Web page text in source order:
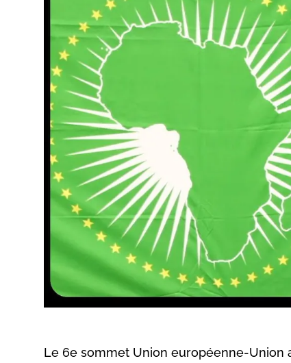
Le 6e sommet Union européenne-Union